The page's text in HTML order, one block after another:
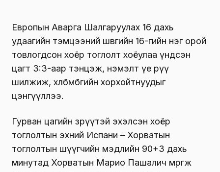
Европын Аварга Шалгаруулах 16 дахь
удаагийн тэмцээний шөвгийн 16-гийн нэг орой
товлогдсон хоёр тоглолт хоёулаа үндсэн
цагт 3:3-аар тэнцэж, нэмэлт үе рүү
шилжиж, хөлбөмбөгийн хорхойтнуудыг
цэнгүүллээ.
Гурван цагийн зөрүүтэй эхэлсэн хоёр
тоглолтын эхний Испани – Хорватын
тоглолтын шүүгчийн мэдлийн 90+3 дахь
минутад Хорватын Марио Пашалич мөргөж